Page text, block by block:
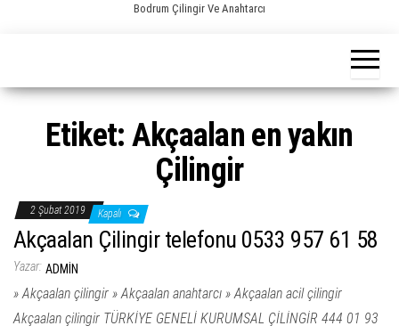
Bodrum Çilingir Ve Anahtarcı
Etiket: Akçaalan en yakın
Çilingir
2 Şubat 2019 Kapalı
Akçaalan Çilingir telefonu 0533 957 61 58
Yazar: ADMIN
» Akçaalan çilingir » Akçaalan anahtarcı » Akçaalan acil çilingir
Akçaalan çilingir TÜRKİYE GENELİ KURUMSAL ÇİLİNGİR 444 01 93